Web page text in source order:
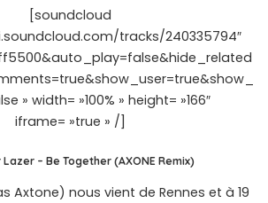
[soundcloud
tracks/240335794″
» width= »100% » height= »166″
iframe= »true » /]
Lazer – Be Together (AXONE Remix)
Axtone) nous vient de Rennes et à 19